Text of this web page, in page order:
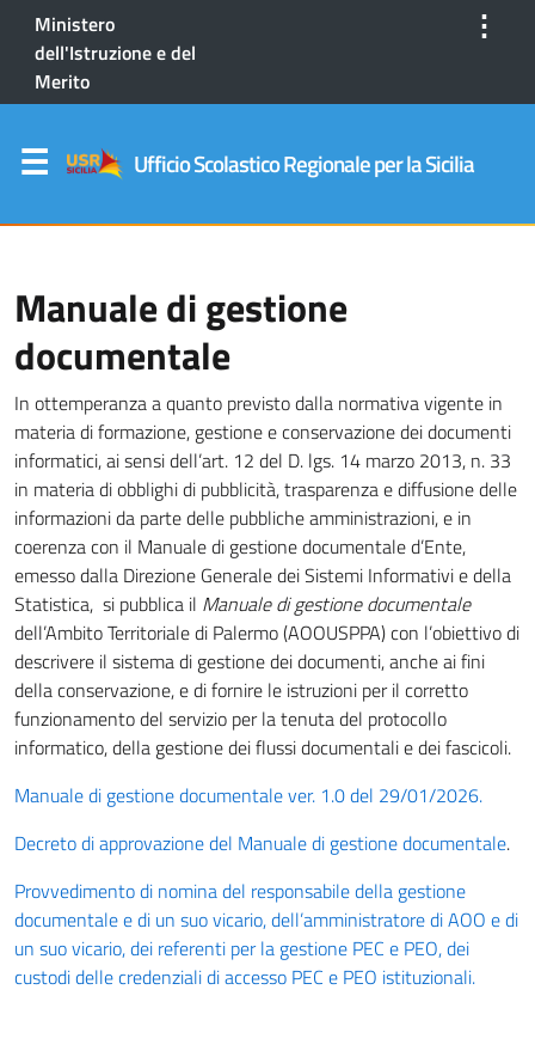
Ministero
dell'Istruzione e del
Merito
⋮
Ufficio Scolastico Regionale per la Sicilia
Manuale di gestione
documentale
In ottemperanza a quanto previsto dalla normativa vigente in
materia di formazione, gestione e conservazione dei documenti
informatici, ai sensi dell’art. 12 del D. lgs. 14 marzo 2013, n. 33
in materia di obblighi di pubblicità, trasparenza e diffusione delle
informazioni da parte delle pubbliche amministrazioni, e in
coerenza con il Manuale di gestione documentale d’Ente,
emesso dalla Direzione Generale dei Sistemi Informativi e della
Statistica, si pubblica il Manuale di gestione documentale
dell’Ambito Territoriale di Palermo (AOOUSPPA) con l’obiettivo di
descrivere il sistema di gestione dei documenti, anche ai fini
della conservazione, e di fornire le istruzioni per il corretto
funzionamento del servizio per la tenuta del protocollo
informatico, della gestione dei flussi documentali e dei fascicoli.
Manuale di gestione documentale ver. 1.0 del 29/01/2026.
Decreto di approvazione del Manuale di gestione documentale.
Provvedimento di nomina del responsabile della gestione
documentale e di un suo vicario, dell’amministratore di AOO e di
un suo vicario, dei referenti per la gestione PEC e PEO, dei
custodi delle credenziali di accesso PEC e PEO istituzionali.